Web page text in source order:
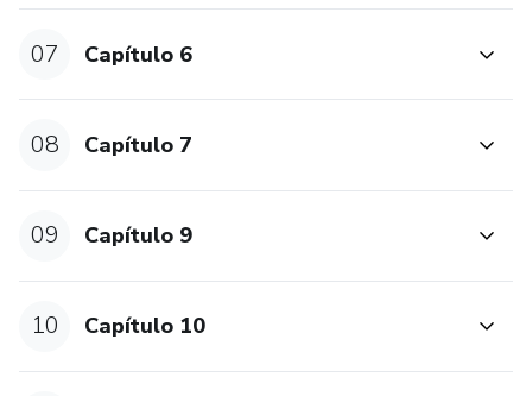
07 Capítulo 6
08 Capítulo 7
09 Capítulo 9
10 Capítulo 10